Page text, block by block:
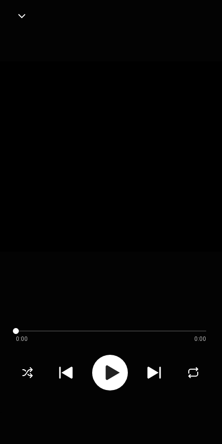
0:00 0:00